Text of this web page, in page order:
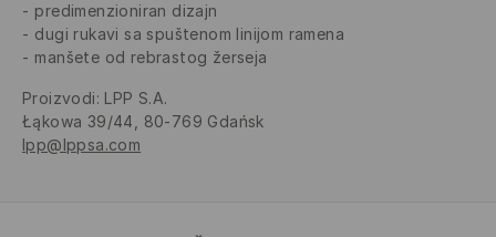
predimenzioniran dizajn
dugi rukavi sa spuštenom linijom ramena
manšete od rebrastog žerseja
Proizvodi: LPP S.A.
Łąkowa 39/44, 80-769 Gdańsk
lpp@lppsa.com